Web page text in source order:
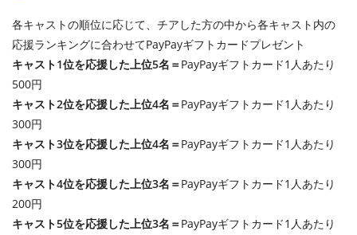
各キャストの順位に応じて、チアした方の中から各キャスト内の
応援ランキングに合わせてPayPayギフトカードプレゼント
キャスト1位を応援した上位5名＝PayPayギフトカード1人あたり
500円
キャスト2位を応援した上位4名＝PayPayギフトカード1人あたり
300円
キャスト3位を応援した上位4名＝PayPayギフトカード1人あたり
300円
キャスト4位を応援した上位3名＝PayPayギフトカード1人あたり
200円
キャスト5位を応援した上位3名＝PayPayギフトカード1人あたり